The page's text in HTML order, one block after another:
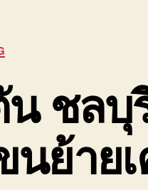
ชลบุ
นย้าย